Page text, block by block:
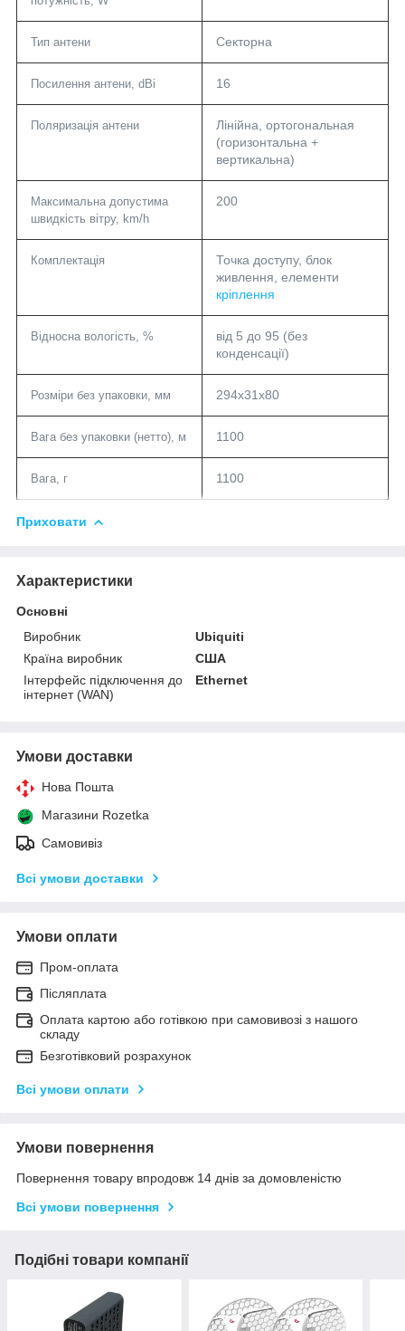
Тип антени Секторна
Посилення антени, dBi 16
Поляризація антени
Лінійна, ортогональная
(горизонтальна +
вертикальна)
Максимальна допустима
швидкість вітру, km/h
200
Комплектація
Точка доступу, блок
живлення, елементи
кріплення
Відносна вологість, %
від 5 до 95 (без
конденсації)
Розміри без упаковки, мм 294x31x80
Вага без упаковки (нетто), м 1100
Вага г 1100
Приховати
Характеристики
Основні
Виробник
Ubiquiti
Країна виробник
США
Інтерфейс підключення до
інтернет (WAN)
Ethernet
Умови доставки
Нова Пошта
Магазини Rozetka
Самовивіз
Всі умови доставки
Умови оплати
Пром-оплата
Післяплата
Оплата картою або готівкою при самовивозі з нашого
складу
Безготівковий розрахунок
Всі умови оплати
Умови повернення
Повернення товару впродовж 14 днів за домовленістю
Всі умови повернення
Подібні товари компанії